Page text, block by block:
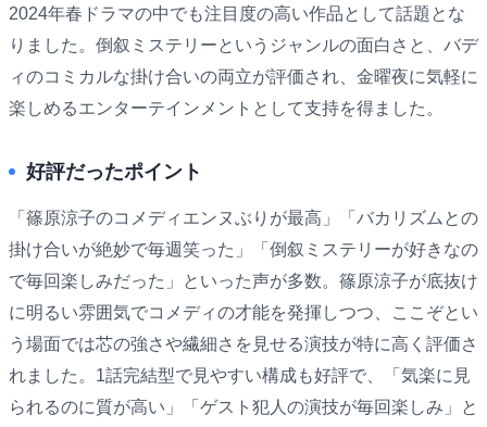
2024年春ドラマの中でも注目度の高い作品として話題とな
りました。倒叙ミステリーというジャンルの面白さと、バデ
ィのコミカルな掛け合いの両立が評価され、金曜夜に気軽に
楽しめるエンターテインメントとして支持を得ました。
好評だったポイント
「篠原涼子のコメディエンヌぶりが最高」「バカリズムとの
掛け合いが絶妙で毎週笑った」「倒叙ミステリーが好きなの
で毎回楽しみだった」といった声が多数。篠原涼子が底抜け
に明るい雰囲気でコメディの才能を発揮しつつ、ここぞとい
う場面では芯の強さや繊細さを見せる演技が特に高く評価さ
れました。1話完結型で見やすい構成も好評で、「気楽に見
られるのに質が高い」「ゲスト犯人の演技が毎回楽しみ」と